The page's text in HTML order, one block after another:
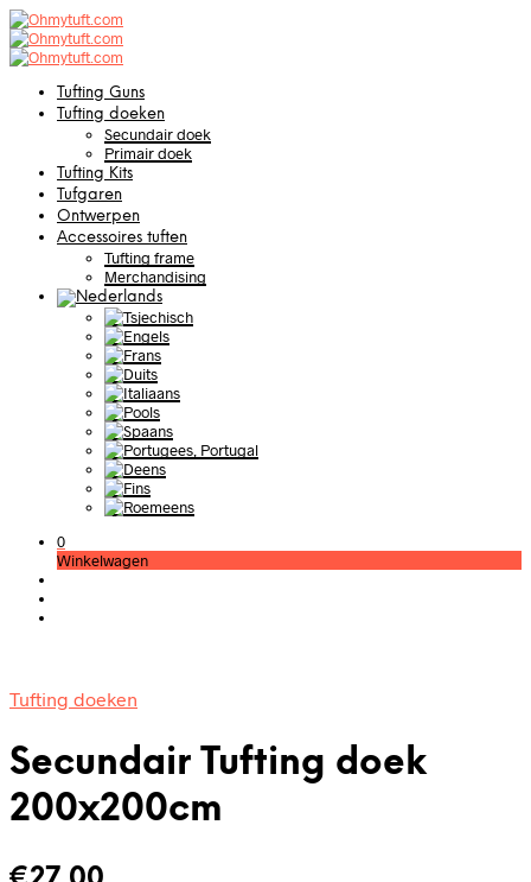
Tufting Guns
Tufting doeken
Secundair doek
Primair doek
Tufting Kits
Tufgaren
Ontwerpen
Accessoires tuften
Tufting frame
Merchandising
0
Winkelwagen
Tufting doeken
Secundair Tufting doek
200x200cm